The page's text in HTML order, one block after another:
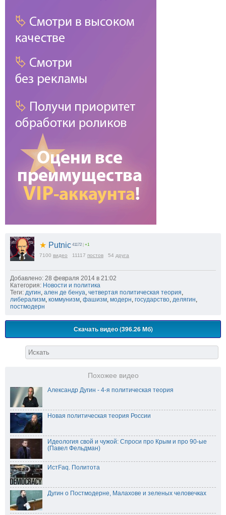
★ Putnic 41172 +1
7100 видео 11117 постов 54 друга
Добавлено: 28 февраля 2014 в 21:02
Категория: Новости и политика
Теги: дугин, ален де бенуа, четвертая политическая теория,
либерализм, коммунизм, фашизм, модерн, государство, делягин,
постмодерн
Скачать видео (396.26 Мб)
Похожее видео
Александр Дугин - 4-я политическая теория
Новая политическая теория России
Идеология свой и чужой: Спроси про Крым и про 90-ые
(Павел Фельдман)
ИстFaq. Политота
Дугин о Постмодерне, Малахове и зеленых человечках